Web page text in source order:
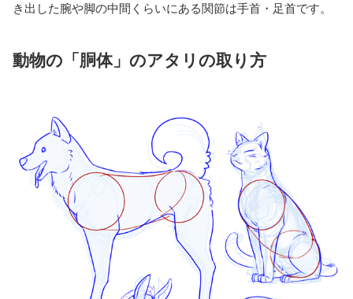
き出した腕や脚の中間くらいにある関節は手首・足首です。
動物の「胴体」のアタリの取り方